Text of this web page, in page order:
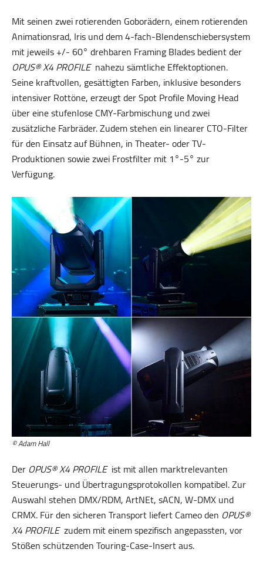
Mit seinen zwei rotierenden Goborädern, einem rotierenden
Animationsrad, Iris und dem 4-fach-Blendenschiebersystem
mit jeweils +/- 60° drehbaren Framing Blades bedient der
OPUS® X4 PROFILEnahezu sämtliche Effektoptionen.
Seine kraftvollen, gesättigten Farben, inklusive besonders
intensiver Rottöne, erzeugt der Spot Profile Moving Head
über eine stufenlose CMY-Farbmischung und zwei
zusätzliche Farbräder. Zudem stehen ein linearer CTO-Filter
für den Einsatz auf Bühnen, in Theater- oder TV-
Produktionen sowie zwei Frostfilter mit 1°-5° zur
Verfügung.
© Adam Hall
Der OPUS® X4 PROFILEist mit allen marktrelevanten
Steuerungs- und Übertragungsprotokollen kompatibel. Zur
Auswahl stehen DMX/RDM, ArtNEt, sACN, W-DMX und
CRMX. Für den sicheren Transport liefert Cameo den OPUS®
X4 PROFILEzudem mit einem spezifisch angepassten, vor
Stößen schützenden Touring-Case-Insert aus.